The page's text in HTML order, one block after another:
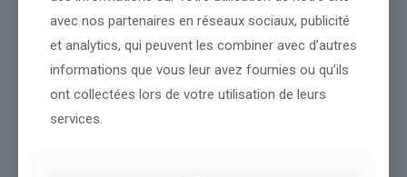
avec nos partenaires en réseaux sociaux, publicité
et analytics, qui peuvent les combiner avec d’autres
informations que vous leur avez fournies ou qu’ils
ont collectées lors de votre utilisation de leurs
services.